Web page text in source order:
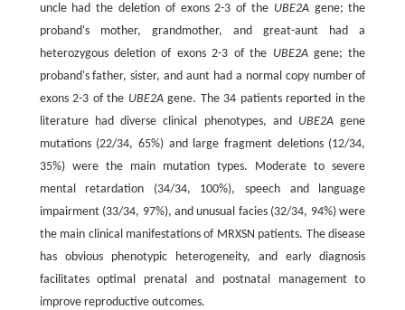
uncle had the deletion of exons 2-3 of the UBE2Agene; the
proband's mother, grandmother, and great-aunt had a
heterozygous deletion of exons 2-3 of the UBE2Agene; the
proband's father, sister, and aunt had a normal copy number of
exons 2-3 of the UBE2Agene. The 34 patients reported in the
literature had diverse clinical phenotypes, and UBE2A gene
mutations (22/34, 65%) and large fragment deletions (12/34,
35%) were the main mutation types. Moderate to severe
mental retardation (34/34, 100%), speech and language
impairment (33/34, 97%), and unusual facies (32/34, 94%) were
the main clinical manifestations of MRXSN patients. The disease
has obvious phenotypic heterogeneity, and early diagnosis
facilitates optimal prenatal and postnatal management to
improve reproductive outcomes.